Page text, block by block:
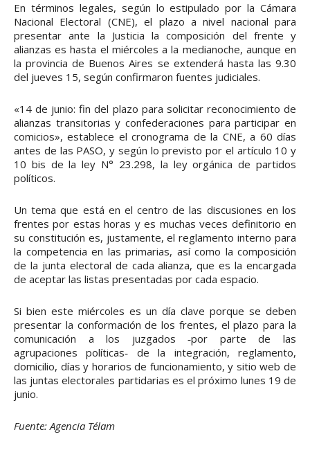
En términos legales, según lo estipulado por la Cámara
Nacional Electoral (CNE), el plazo a nivel nacional para
presentar ante la Justicia la composición del frente y
alianzas es hasta el miércoles a la medianoche, aunque en
la provincia de Buenos Aires se extenderá hasta las 9.30
del jueves 15, según confirmaron fuentes judiciales.
«14 de junio: fin del plazo para solicitar reconocimiento de
alianzas transitorias y confederaciones para participar en
comicios», establece el cronograma de la CNE, a 60 días
antes de las PASO, y según lo previsto por el artículo 10 y
10 bis de la ley N° 23.298, la ley orgánica de partidos
políticos.
Un tema que está en el centro de las discusiones en los
frentes por estas horas y es muchas veces definitorio en
su constitución es, justamente, el reglamento interno para
la competencia en las primarias, así como la composición
de la junta electoral de cada alianza, que es la encargada
de aceptar las listas presentadas por cada espacio.
Si bien este miércoles es un día clave porque se deben
presentar la conformación de los frentes, el plazo para la
comunicación a los juzgados ‐por parte de las
agrupaciones políticas‐ de la integración, reglamento,
domicilio, días y horarios de funcionamiento, y sitio web de
las juntas electorales partidarias es el próximo lunes 19 de
junio.
Fuente: Agencia Télam